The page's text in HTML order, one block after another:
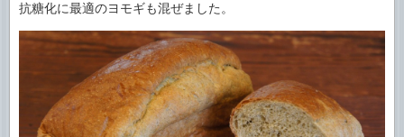
抗糖化に最適のヨモギも混ぜました。